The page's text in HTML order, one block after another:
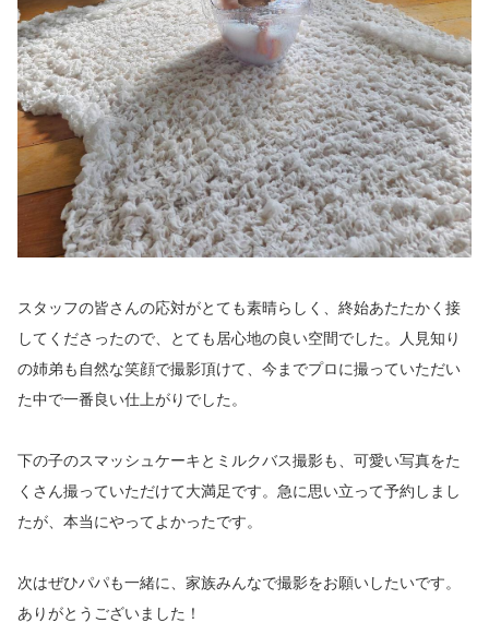
スタッフの皆さんの応対がとても素晴らしく、終始あたたかく接
してくださったので、とても居心地の良い空間でした。人見知り
の姉弟も自然な笑顔で撮影頂けて、今までプロに撮っていただい
た中で一番良い仕上がりでした。
下の子のスマッシュケーキとミルクバス撮影も、可愛い写真をた
くさん撮っていただけて大満足です。急に思い立って予約しまし
たが、本当にやってよかったです。
次はぜひパパも一緒に、家族みんなで撮影をお願いしたいです。
ありがとうございました！